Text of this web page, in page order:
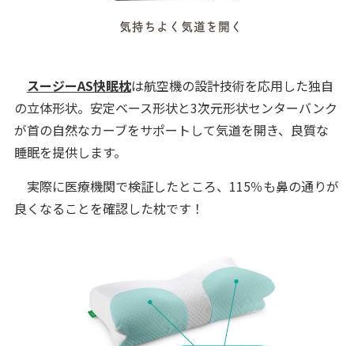
スージーAS快眠枕は航空機の設計技術を応用した独自
の立体形状。安定ベース形状と3次元形状センターバンク
が首の自然なカーブをサポートして気道を開き、良質な
睡眠を提供します。
実際に医療機関で検証したところ、115％も鼻の通りが
良くなることを確認した枕です！